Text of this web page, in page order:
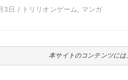
3日 / トリリオンゲーム マンガ
本サイトのコンテンツには